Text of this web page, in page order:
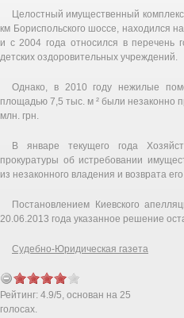
Целостный имущественный комплекс
км Бориспольского шоссе, находился
и с 2004 года относился в перечень
детских оздоровительных учреждений.
Однако, в 2010 году нежилые
площадью 7,5 тыс. м ² были незаконно
млн. грн.
В январе текущего года
прокуратуры об истребовании
из незаконного владения и возврата
Постановлением Киевского
20.06.2013 года указанное решение
Судебно-Юридическая газета
Рейтинг: 4.9/5, основан на 25
голосах.